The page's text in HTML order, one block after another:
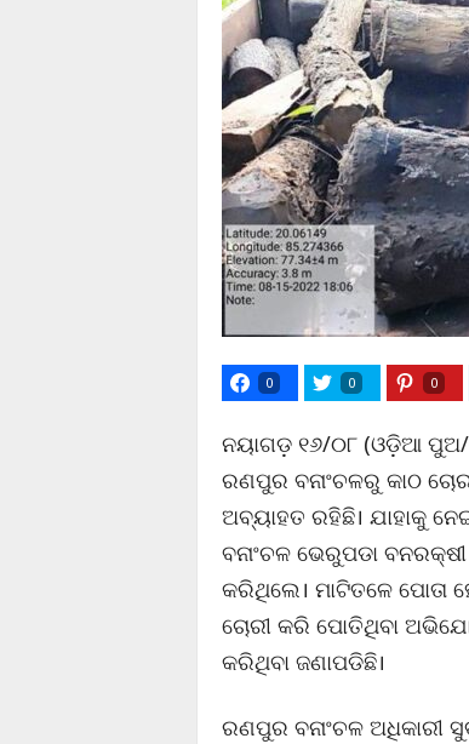
0 0 0
ନୟାଗଡ଼ ୧୬/୦୮ (ଓଡ଼ିଆ ପୁଅ/
ରଣପୁର ବନାଂଚଳରୁ କାଠ
ଅବ୍ୟାହତ ରହିଛି। ଯାହାକୁ
ବନାଂଚଳ ଭେରୁପଡା
କରିଥିଲେ। ମାଟିତଳେ ପୋତା
ଚୋରୀ କରି ପୋତିଥିବା
କରିଥିବା ଜଣାପଡିଛି।
ରଣପୁର ବନାଂଚଳ ଅଧିକାରୀ